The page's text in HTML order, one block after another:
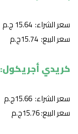
سعر الشراء: 15.64 ج.م
سعر البيع: 15.74ج.م
كريدي أجريكول:
سعر الشراء: 15.66ج.م
سعر البيع: 15.76ج.م